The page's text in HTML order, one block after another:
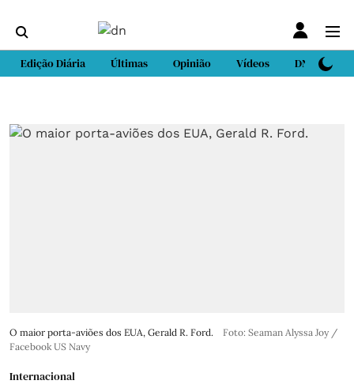
Edição Diária Últimas Opinião Vídeos DN Sport
O maior porta-aviões dos EUA, Gerald R. Ford.
Foto: Seaman Alyssa Joy /
Facebook US Navy
Internacional